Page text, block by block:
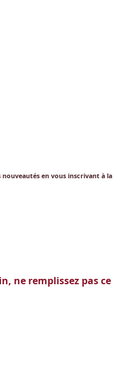
en vous inscrivant à la
ne remplissez pas ce